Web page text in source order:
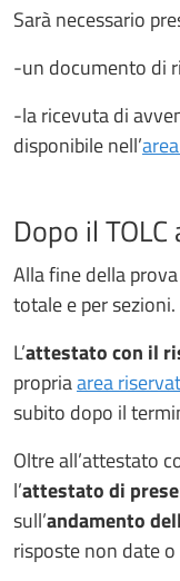
Sarà necessario
-un documento di
-la ricevuta di
disponibile nell’
Dopo il
Alla fine della
totale e per sezioni.
L’attestato con il
propriaarea
subito dopo il
Oltre all’attestato
l’attestatodi
sull’andamento
risposte non date